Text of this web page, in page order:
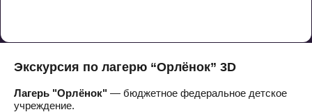
Экскурсия по лагерю “Орлёнок” 3D
Лагерь "Орлёнок" — бюджетное федеральное детское
учреждение.